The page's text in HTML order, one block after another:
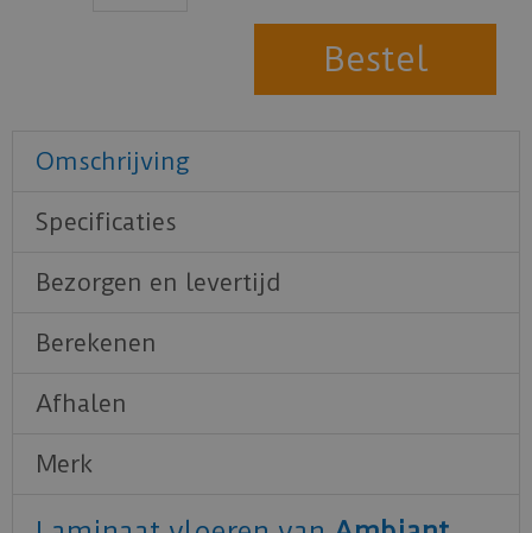
Omschrijving
Specificaties
Bezorgen en levertijd
Berekenen
Afhalen
Merk